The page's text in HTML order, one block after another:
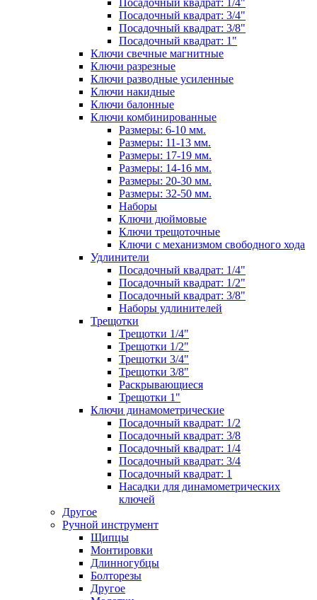
Посадочный квадрат: 1/4"
Посадочный квадрат: 3/4"
Посадочный квадрат: 3/8"
Посадочный квадрат: 1"
Ключи свечные магнитные
Ключи разрезные
Ключи разводные усиленные
Ключи накидные
Ключи балонные
Ключи комбинированные
Размеры: 6-10 мм.
Размеры: 11-13 мм.
Размеры: 17-19 мм.
Размеры: 14-16 мм.
Размеры: 20-30 мм.
Размеры: 32-50 мм.
Наборы
Ключи дюймовые
Ключи трещоточные
Ключи с механизмом свободного хода
Удлинители
Посадочный квадрат: 1/4"
Посадочный квадрат: 1/2"
Посадочный квадрат: 3/8"
Наборы удлинителей
Трещотки
Трещотки 1/4"
Трещотки 1/2"
Трещотки 3/4"
Трещотки 3/8"
Раскрывающиеся
Трещотки 1"
Ключи динамометрические
Посадочный квадрат: 1/2
Посадочный квадрат: 3/8
Посадочный квадрат: 1/4
Посадочный квадрат: 3/4
Посадочный квадрат: 1
Насадки для динамометрических
ключей
Другое
Ручной инструмент
Щипцы
Монтировки
Длинногубцы
Болторезы
Другое